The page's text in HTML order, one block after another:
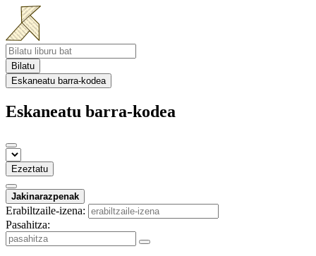
Bilatu
Eskaneatu barra-kodea
Eskaneatu barra-kodea
Ezeztatu
Jakinarazpenak
Erabiltzaile-izena:
Pasahitza: